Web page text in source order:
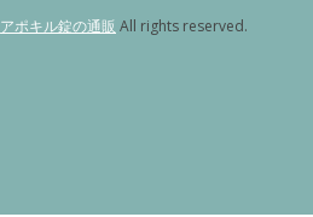
アポキル錠の通販 All rights reserved.